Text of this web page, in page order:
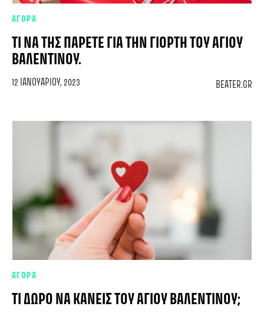
ΑΓΟΡΑ
ΤΙ ΝΑ ΤΗΣ ΠΆΡΕΤΕ ΓΙΑ ΤΗΝ ΓΙΟΡΤΉ ΤΟΥ ΑΓΊΟΥ
ΒΑΛΕΝΤΊΝΟΥ.
12 ΙΑΝΟΥΑΡΊΟΥ, 2023 BEATER.GR
ΑΓΟΡΑ
ΤΙ ΔΏΡΟ ΝΑ ΚΆΝΕΙΣ ΤΟΥ ΑΓΊΟΥ ΒΑΛΕΝΤΊΝΟΥ;